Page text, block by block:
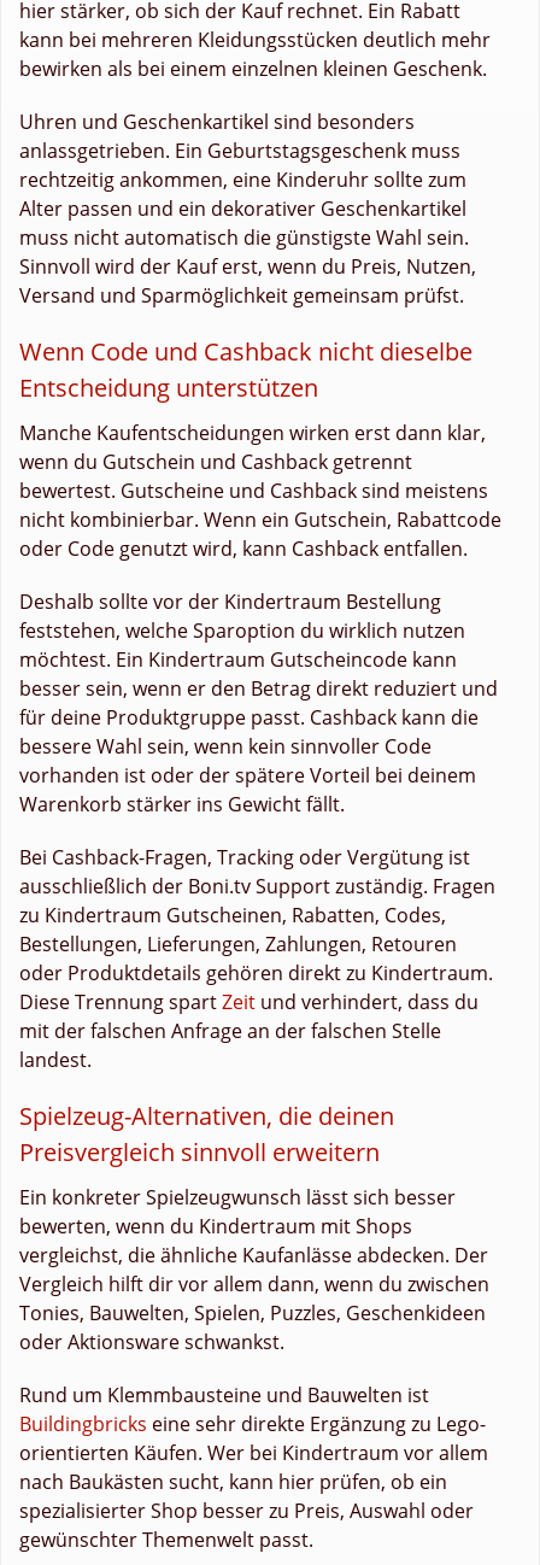
hier stärker, ob sich der Kauf rechnet. Ein Rabatt
kann bei mehreren Kleidungsstücken deutlich mehr
bewirken als bei einem einzelnen kleinen Geschenk.
Uhren und Geschenkartikel sind besonders
anlassgetrieben. Ein Geburtstagsgeschenk muss
rechtzeitig ankommen, eine Kinderuhr sollte zum
Alter passen und ein dekorativer Geschenkartikel
muss nicht automatisch die günstigste Wahl sein.
Sinnvoll wird der Kauf erst, wenn du Preis, Nutzen,
Versand und Sparmöglichkeit gemeinsam prüfst.
Wenn Code und Cashback nicht dieselbe
Entscheidung unterstützen
Manche Kaufentscheidungen wirken erst dann klar,
wenn du Gutschein und Cashback getrennt
bewertest. Gutscheine und Cashback sind meistens
nicht kombinierbar. Wenn ein Gutschein, Rabattcode
oder Code genutzt wird, kann Cashback entfallen.
Deshalb sollte vor der Kindertraum Bestellung
feststehen, welche Sparoption du wirklich nutzen
möchtest. Ein Kindertraum Gutscheincode kann
besser sein, wenn er den Betrag direkt reduziert und
für deine Produktgruppe passt. Cashback kann die
bessere Wahl sein, wenn kein sinnvoller Code
vorhanden ist oder der spätere Vorteil bei deinem
Warenkorb stärker ins Gewicht fällt.
Bei Cashback-Fragen, Tracking oder Vergütung ist
ausschließlich der Boni.tv Support zuständig. Fragen
zu Kindertraum Gutscheinen, Rabatten, Codes,
Bestellungen, Lieferungen, Zahlungen, Retouren
oder Produktdetails gehören direkt zu Kindertraum.
Diese Trennung spartZeit und verhindert, dass du
mit der falschen Anfrage an der falschen Stelle
landest.
Spielzeug-Alternativen, die deinen
Preisvergleich sinnvoll erweitern
Ein konkreter Spielzeugwunsch lässt sich besser
bewerten, wenn du Kindertraum mit Shops
vergleichst, die ähnliche Kaufanlässe abdecken. Der
Vergleich hilft dir vor allem dann, wenn du zwischen
Tonies, Bauwelten, Spielen, Puzzles, Geschenkideen
oder Aktionsware schwankst.
Rund um Klemmbausteine und Bauwelten ist
Buildingbricks eine sehr direkte Ergänzung zu Lego-
orientierten Käufen. Wer bei Kindertraum vor allem
nach Baukästen sucht, kann hier prüfen, ob ein
spezialisierter Shop besser zu Preis, Auswahl oder
gewünschter Themenwelt passt.